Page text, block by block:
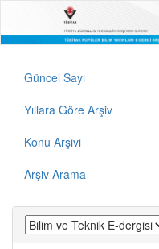
Güncel Sayı
Yıllara Göre Arşiv
Konu Arşivi
Arşiv Arama